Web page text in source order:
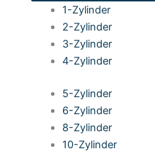
1-Zylinder
2-Zylinder
3-Zylinder
4-Zylinder
5-Zylinder
6-Zylinder
8-Zylinder
10-Zylinder